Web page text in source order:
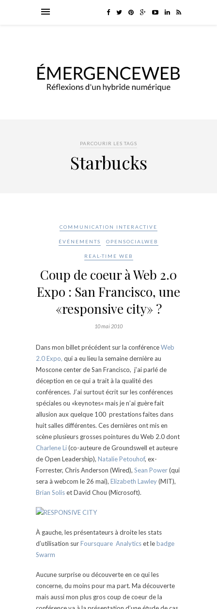
PARCOURIR LES TAGS
Starbucks
COMMUNICATION INTERACTIVE
ÉVÉNEMENTS OPENSOCIALWEB
REAL-TIME WEB
Coup de coeur à Web 2.0
Expo : San Francisco, une
«responsive city» ?
10 mai 2010
Dans mon billet précédent sur la conférenceWeb
2.0 Expo, qui a eu lieu la semaine dernière au
Moscone center de San Francisco, j’ai parlé de
déception en ce qui a trait à la qualité des
conférences. J’ai surtout écrit sur les conférences
spéciales ou «keynotes« mais je n’ai guère fait
allusion aux quelque 100 prestations faites dans
huit salles différentes. Ces dernières ont mis en
scène plusieurs grosses pointures du Web 2.0 dont
Charlene Li(co-auteure de Groundswell et auteure
de Open Leadership), Natalie Petouhof, ex-
Forrester, Chris Anderson (Wired), Sean Power(qui
sera à webcom le 26 mai), Elizabeth Lawley(MIT),
Brian Soliset David Chou (Microsoft).
À gauche, les présentateurs à droite les stats
d’utilisation surFoursquare Analyticset lebadge
Swarm
Aucune surprise ou découverte en ce qui les
concerne, du moins pour ma part. Ma découverte
mais aussi mon plus gros coup de coeur de la